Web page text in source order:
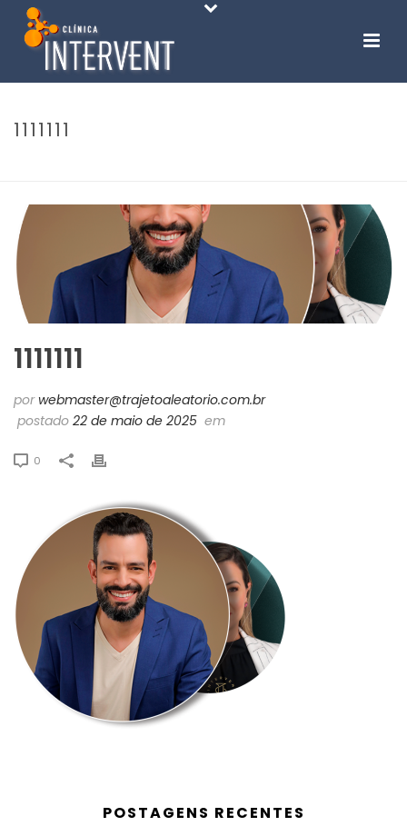
1111111
1111111
porwebmaster@trajetoaleatorio.com.br
postado 22 de maio de 2025 em
0
POSTAGENS RECENTES